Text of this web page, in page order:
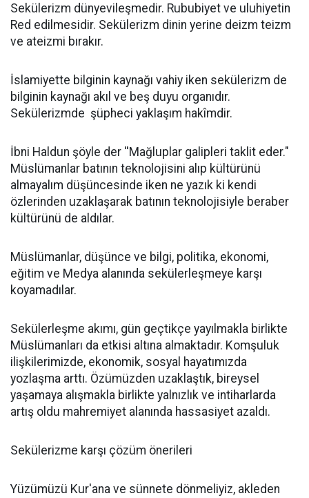
Sekülerizm dünyevileşmedir. Rububiyet ve uluhiyetin
Red edilmesidir. Sekülerizm dinin yerine deizm teizm
ve ateizmi bırakır.
İslamiyette bilginin kaynağı vahiy iken sekülerizm de
bilginin kaynağı akıl ve beş duyu organıdır.
Sekülerizmde şüpheci yaklaşım hakîmdir.
İbni Haldun şöyle der ''Mağluplar galipleri taklit eder."
Müslümanlar batının teknolojisini alıp kültürünü
almayalım düşüncesinde iken ne yazık ki kendi
özlerinden uzaklaşarak batının teknolojisiyle beraber
kültürünü de aldılar.
Müslümanlar, düşünce ve bilgi, politika, ekonomi,
eğitim ve Medya alanında sekülerleşmeye karşı
koyamadılar.
Sekülerleşme akımı, gün geçtikçe yayılmakla birlikte
Müslümanları da etkisi altına almaktadır. Komşuluk
ilişkilerimizde, ekonomik, sosyal hayatımızda
yozlaşma arttı. Özümüzden uzaklaştık, bireysel
yaşamaya alışmakla birlikte yalnızlık ve intiharlarda
artış oldu mahremiyet alanında hassasiyet azaldı.
Sekülerizme karşı çözüm önerileri
Yüzümüzü Kur'ana ve sünnete dönmeliyiz, akleden